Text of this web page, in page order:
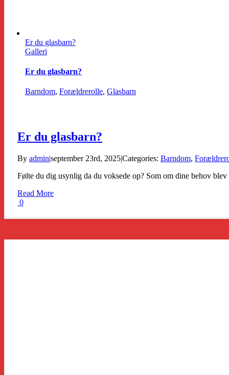
Er du glasbarn?
Galleri
Er du glasbarn?
Barndom, Forældrerolle, Glasbarn
Er du glasbarn?
By admin|september 23rd, 2025|Categories: Barndom,
Følte du dig usynlig da du voksede op? Som om dine behov
Read More
0